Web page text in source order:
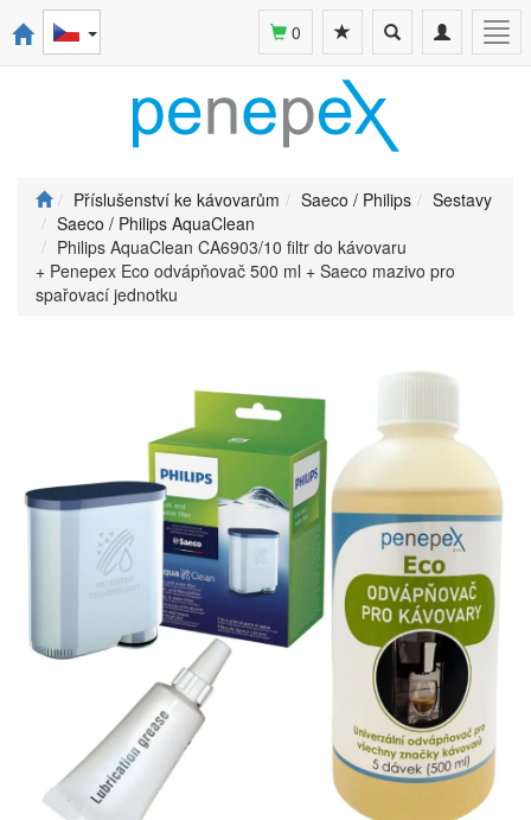
Toggle
navigation
Toggle
search
0
Příslušenství ke kávovarům Saeco / Philips
Sestavy
Saeco / Philips AquaClean
Philips AquaClean CA6903/10 filtr do kávovaru
+ Penepex Eco odvápňovač 500 ml + Saeco mazivo pro
spařovací jednotku